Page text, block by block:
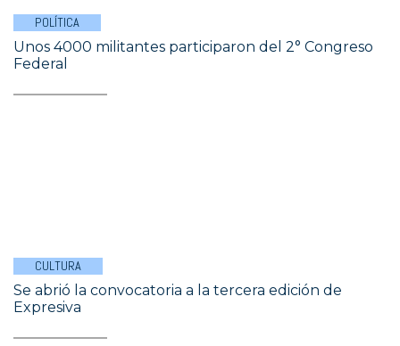
POLÍTICA
Unos 4000 militantes participaron del 2° Congreso
Federal
CULTURA
Se abrió la convocatoria a la tercera edición de
Expresiva